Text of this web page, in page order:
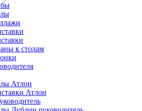
к столам
Атлон
Атлон